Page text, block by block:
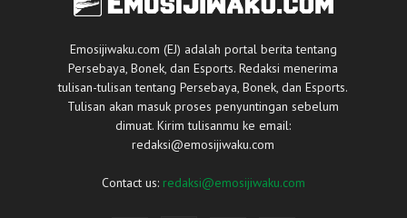
Emosijiwaku.com (EJ) adalah portal berita tentang
Persebaya, Bonek, dan Esports. Redaksi menerima
tulisan-tulisan tentang Persebaya, Bonek, dan Esports.
Tulisan akan masuk proses penyuntingan sebelum
dimuat. Kirim tulisanmu ke email:
redaksi@emosijiwaku.com
Contact us: redaksi@emosijiwaku.com